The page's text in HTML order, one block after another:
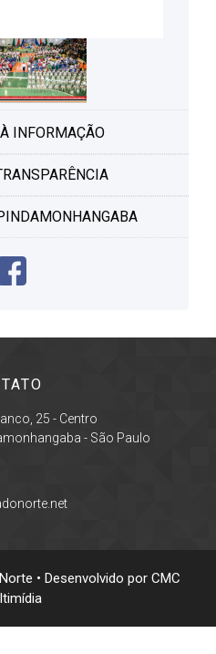
INFORMAÇÃO
25 - Centro
- São Paulo
• Desenvolvido por CMC